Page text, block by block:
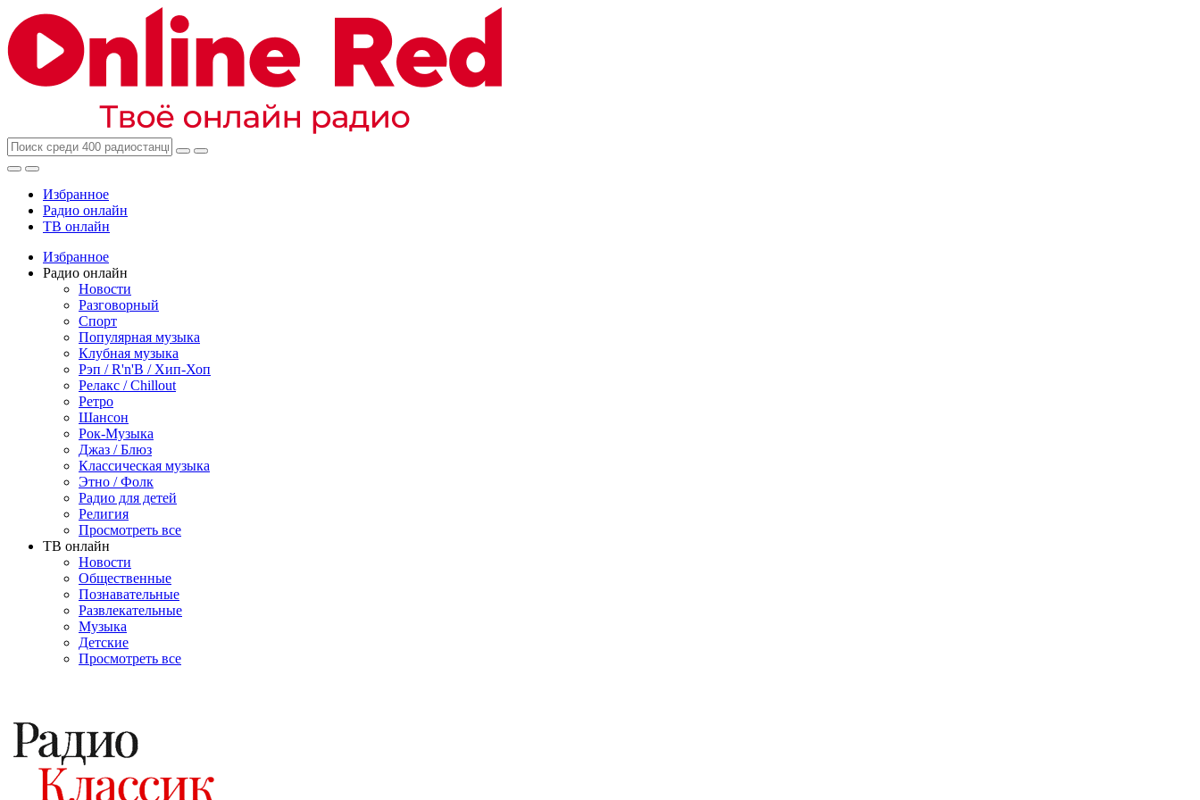
Избранное
Радио онлайн
ТВ онлайн
Избранное
Радио онлайн
Новости
Разговорный
Спорт
Популярная музыка
Клубная музыка
Рэп / R'n'B / Хип-Хоп
Релакс / Chillout
Ретро
Шансон
Рок-Музыка
Джаз / Блюз
Классическая музыка
Этно / Фолк
Радио для детей
Религия
Просмотреть все
ТВ онлайн
Новости
Общественные
Познавательные
Развлекательные
Музыка
Детские
Просмотреть все